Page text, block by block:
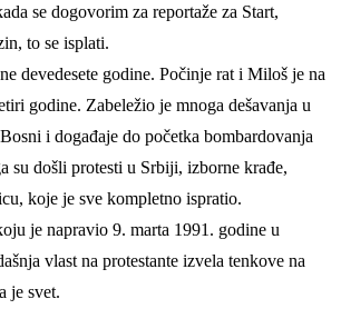
se dogovorim za reportaže za Start,
to se isplati.
devedesete godine. Počinje rat i Miloš je na
godine. Zabeležio je mnoga dešavanja u
i događaje do početka bombardovanja
su došli protesti u Srbiji, izborne krađe,
koje je sve kompletno ispratio.
je napravio 9. marta 1991. godine u
vlast na protestante izvela tenkove na
je svet.